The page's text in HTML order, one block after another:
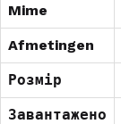
Mime
Afmetingen
Розмір
Завантажено